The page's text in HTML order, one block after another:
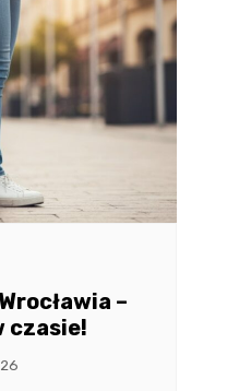
–
czasie!